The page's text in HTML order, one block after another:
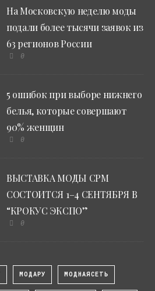
На Московскую неделю моды
подали более тысячи заявок из
63 регионов России
0
5 ошибок при выборе нижнего
белья, которые совершают
90% женщин
0
ВЫСТАВКА МОДЫ CPM
СОСТОИТСЯ 1–4 СЕНТЯБРЯ В
“КРОКУС ЭКСПО”
0
МОДАРУ МОДНАЯСЕТЬ